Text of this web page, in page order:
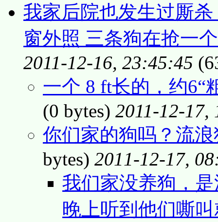
我家后院也发生过厮
窗外照 三条狗在抢一
2011-12-16, 23:45:45
一个 8 ft长的，约6“
(0 bytes) 2011-12-17,
你们家的狗吗？流
bytes) 2011-12-17,
我们家没养狗，
晚上听到他们嘶